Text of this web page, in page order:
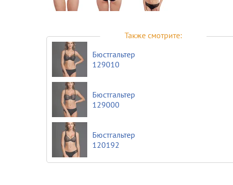
Также смотрите:
Бюстгальтер
129010
Бюстгальтер
129000
Бюстгальтер
120192